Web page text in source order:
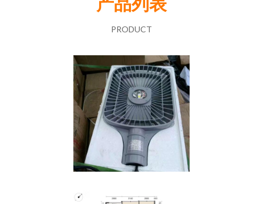
PRODUCT